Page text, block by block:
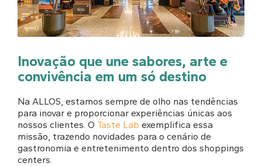
Inovação que une sabores, arte e
convivência em um só destino
Na ALLOS, estamos sempre de olho nas tendências
para inovar e proporcionar experiências únicas aos
nossos clientes. O Taste Lab exemplifica essa
missão, trazendo novidades para o cenário de
gastronomia e entretenimento dentro dos shoppings
centers.